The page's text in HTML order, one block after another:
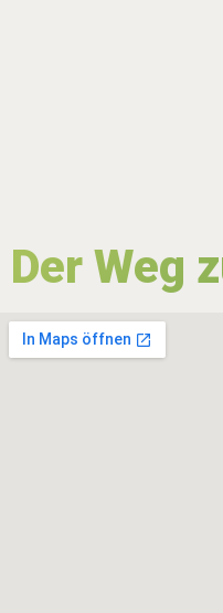
Der Weg